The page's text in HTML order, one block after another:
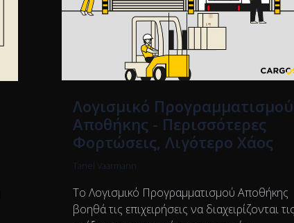
Λογισμικό Προγραμματισμού
Αποθήκης - Περισσότερες
Φορτώσεις, Λιγότερο Χάος
Tanel Vaarmann
Το Λογισμικό Προγραμματισμού Αποθήκης
βοηθά τις επιχειρήσεις να διαχειρίζονται